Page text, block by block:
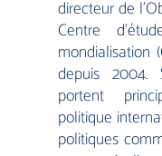
directeur de
Centre
mondialisation
depuis 2004.
portent
politique
politiques